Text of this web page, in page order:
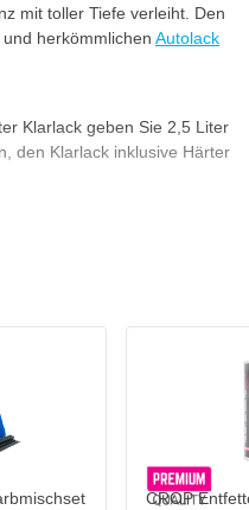
mit toller Tiefe verleiht. Den
herkömmlichen Autolack
Klarlack geben Sie 2,5 Liter
den Klarlack inklusive Härter
Auftragen des Lacks
Set
CROP